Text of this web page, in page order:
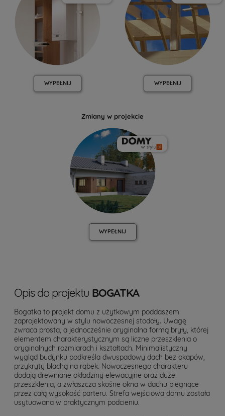
WYPEŁNIJ WYPEŁNIJ
Zmiany w projekcie
WYPEŁNIJ
Opis do projektu BOGATKA
Bogatka to projekt domu z użytkowym poddaszem
zaprojektowany w stylu nowoczesnej stodoły. Uwagę
zwraca prosta, a jednocześnie oryginalna formą bryły, której
elementem charakterystycznym są liczne przeszklenia o
oryginalnych rozmiarach i kształtach. Minimalistyczny
wygląd budynku podkreśla dwuspadowy dach bez okapów,
przykryty blachą na rąbek. Nowoczesnego charakteru
dodają drewniane okładziny elewacyjne oraz duże
przeszklenia, a zwłaszcza skośne okna w dachu biegnące
przez całą wysokość parteru. Strefa wejściowa domu została
usytuowana w praktycznym podcieniu.